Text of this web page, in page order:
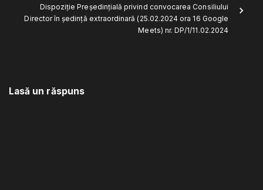
Dispoziție Președințială privind convocarea Consiliului
Director în ședință extraordinară (25.02.2024 ora 16 Google
Meets) nr. DP/1/11.02.2024
Lasă un răspuns